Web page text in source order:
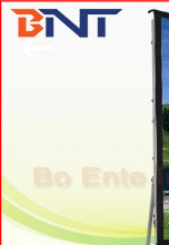
PRODOTTI
(Bo
Ente
Industrial